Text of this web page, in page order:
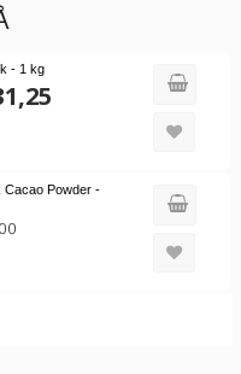
- 1 kg
Cacao Powder -